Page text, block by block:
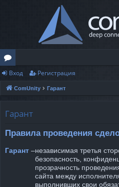
о
ру
Вход Регистрация
ComUnity Гарант
Гарант
Правила проведения
Гарант –независимая третья
безопасность,
прозрачность
сайта между
выполнивших свои